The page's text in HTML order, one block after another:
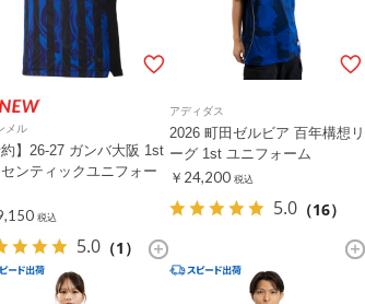
メル
約】26-27 ガンバ大阪 1st
ンティックユニフォー
税込
5.0 （1）
アディダス
2026 町田ゼルビア 百年構想リ
ーグ 1st ユニフォーム
￥24,200 税込
5.0 （16）